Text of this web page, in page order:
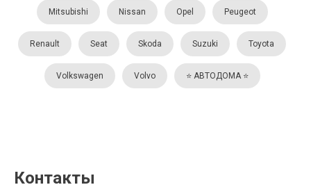
Mitsubishi Nissan Opel Peugeot
Renault Seat Skoda Suzuki Toyota
Volkswagen Volvo ⭐️ АВТОДОМА ⭐️
Контакты